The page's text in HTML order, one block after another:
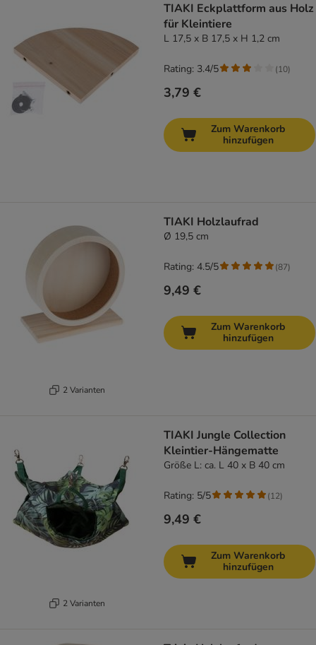
TIAKI Eckplattform aus Holz
für Kleintiere
L 17,5 x B 17,5 x H 1,2 cm
3,79 €
Rating: 3.4/5 (10)
Zum Warenkorb
hinzufügen
2 Varianten
TIAKI Holzlaufrad
Ø 19,5 cm
9,49 €
Rating: 4.5/5 (87)
Zum Warenkorb
hinzufügen
2 Varianten
TIAKI Jungle Collection
Kleintier-Hängematte
Größe L: ca. L 40 x B 40 cm
9,49 €
Rating: 5/5 (12)
Zum Warenkorb
hinzufügen